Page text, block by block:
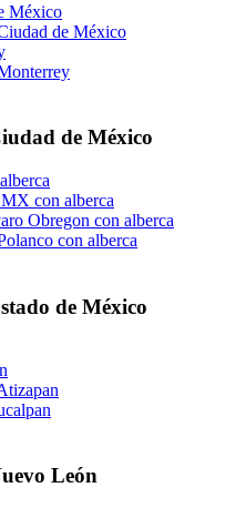
México
de México
de México
con alberca
Obregon con alberca
con alberca
de México
León